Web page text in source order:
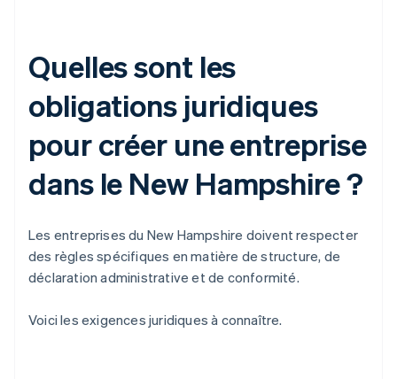
Quelles sont les
obligations juridiques
pour créer une entreprise
dans le New Hampshire ?
Les entreprises du New Hampshire doivent respecter
des règles spécifiques en matière de structure, de
déclaration administrative et de conformité.
Voici les exigences juridiques à connaître.